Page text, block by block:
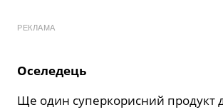
РЕКЛАМА
Оселедець
Ще один суперкорисний продукт